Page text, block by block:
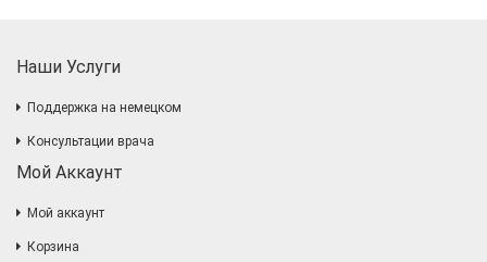
Наши Услуги
Поддержка на немецком
Консультации врача
Мой Аккаунт
Мой аккаунт
Корзина